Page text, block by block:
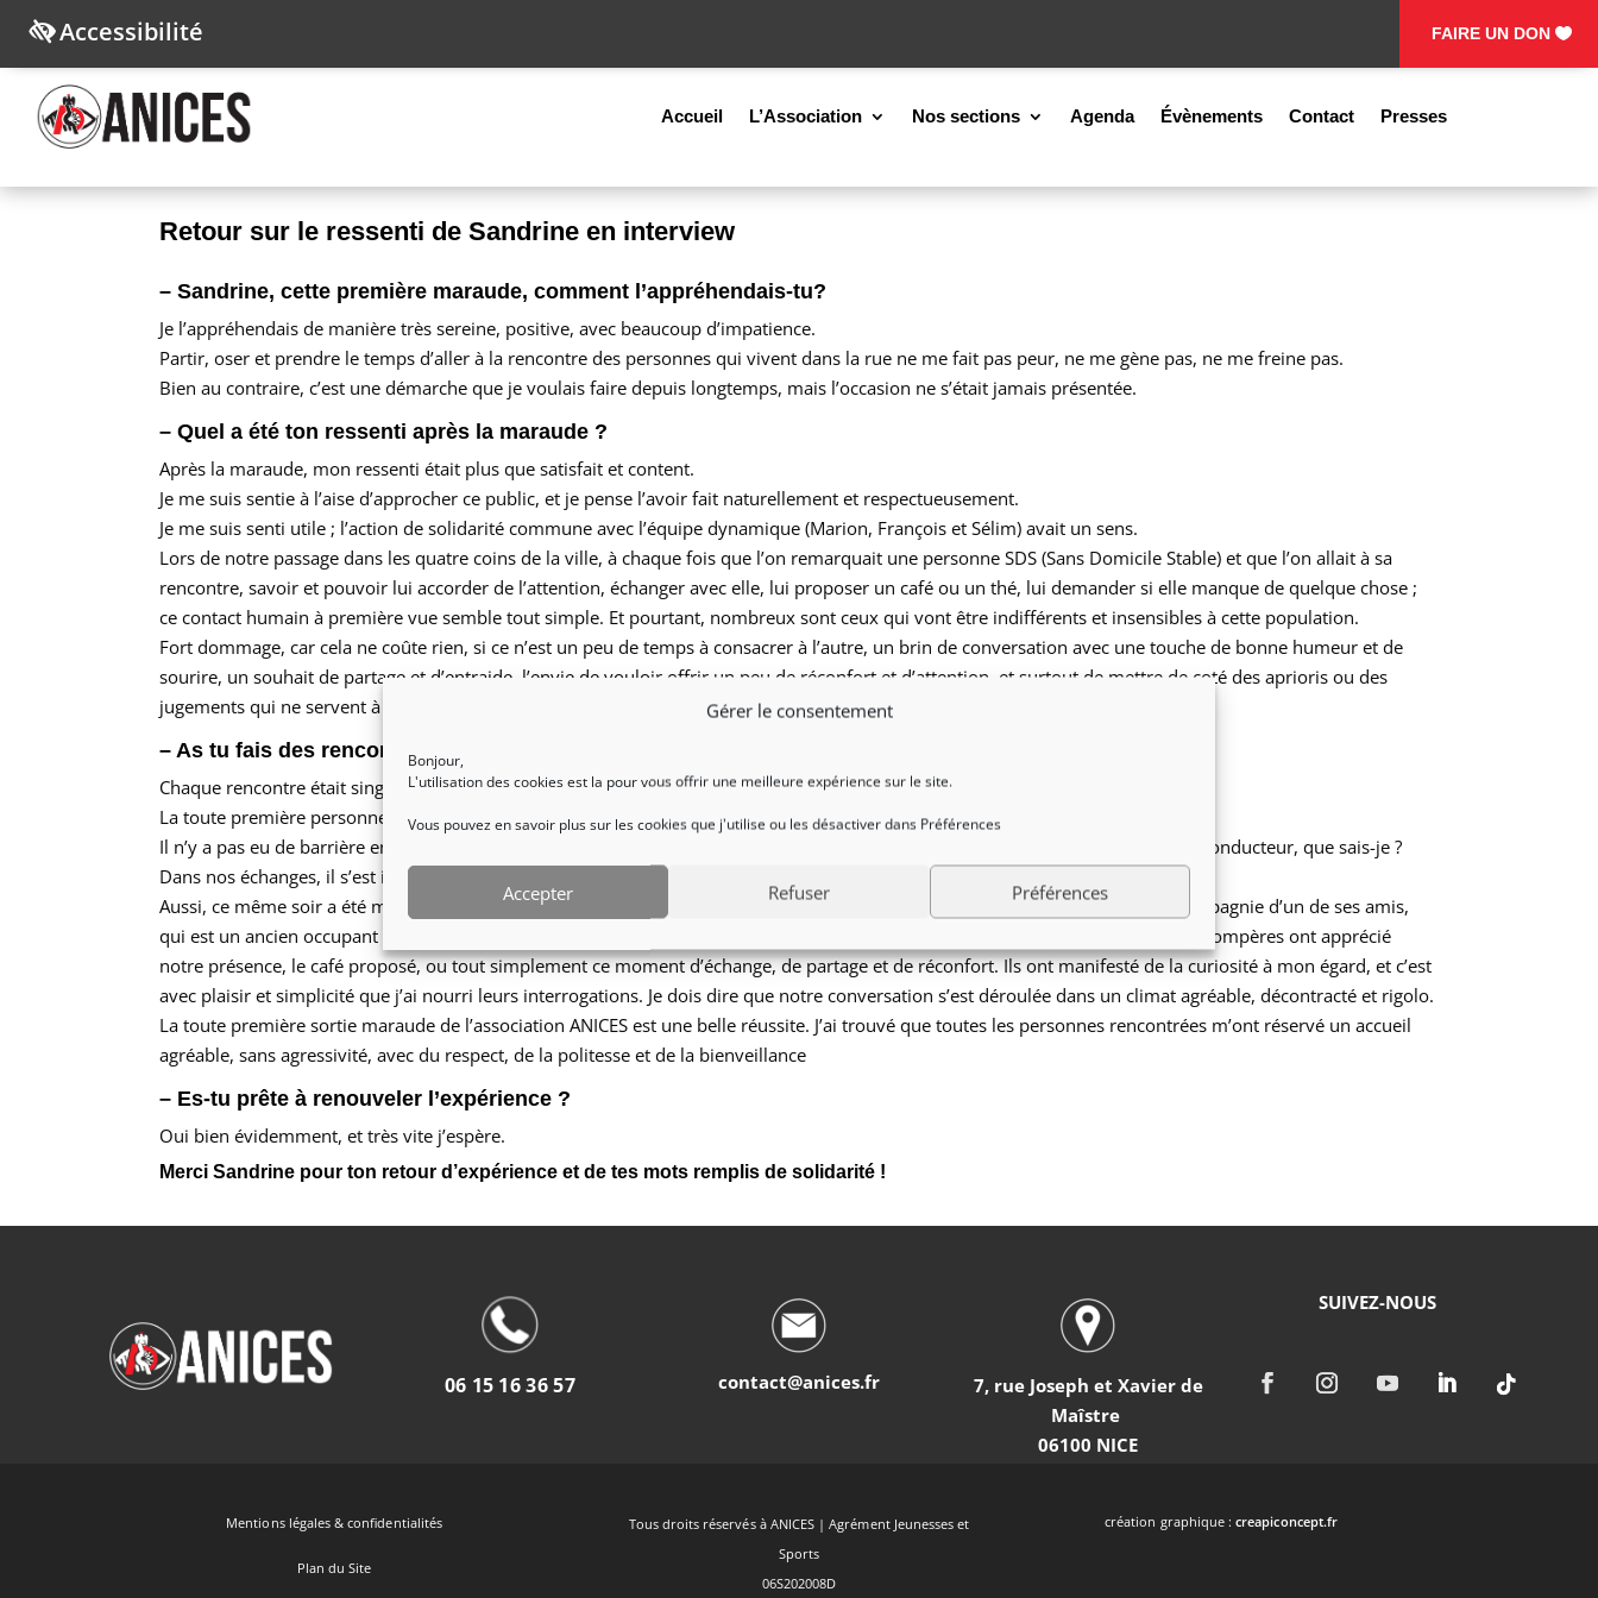
Gérer le consentement
Bonjour,
L'utilisation des cookies est la pour vous offrir une meilleure expérience sur le site.
Vous pouvez en savoir plus sur les cookies que j'utilise ou les désactiver dans Préférences
Accepter Refuser Préférences
Accessibilité FAIRE UN DON
Accueil L’Association Nos sections Agenda Évènements Contact Presses
Retour sur le ressenti de Sandrine en interview
– Sandrine, cette première maraude, comment l’appréhendais-tu?
Je l’appréhendais de manière très sereine, positive, avec beaucoup d’impatience.
Partir, oser et prendre le temps d’aller à la rencontre des personnes qui vivent dans la rue ne me fait pas peur, ne me gène pas, ne me freine pas.
Bien au contraire, c’est une démarche que je voulais faire depuis longtemps, mais l’occasion ne s’était jamais présentée.
– Quel a été ton ressenti après la maraude ?
Après la maraude, mon ressenti était plus que satisfait et content.
Je me suis sentie à l’aise d’approcher ce public, et je pense l’avoir fait naturellement et respectueusement.
Je me suis senti utile ; l’action de solidarité commune avec l’équipe dynamique (Marion, François et Sélim) avait un sens.
Lors de notre passage dans les quatre coins de la ville, à chaque fois que l’on remarquait une personne SDS (Sans Domicile Stable) et que l’on allait à sa
rencontre, savoir et pouvoir lui accorder de l’attention, échanger avec elle, lui proposer un café ou un thé, lui demander si elle manque de quelque chose ;
ce contact humain à première vue semble tout simple. Et pourtant, nombreux sont ceux qui vont être indifférents et insensibles à cette population.
Fort dommage, car cela ne coûte rien, si ce n’est un peu de temps à consacrer à l’autre, un brin de conversation avec une touche de bonne humeur et de
sourire, un souhait de partage et d’entraide, l’envie de vouloir offrir un peu de réconfort et d’attention, et surtout de mettre de coté des aprioris ou des
jugements qui ne servent à rien.
– As tu fais des rencontres marquantes ?
Chaque rencontre était singulière, et j’ose dire sympathique.
La toute première personne m’a de suite confortée sur ma présence utile et bénéfique ce soir-là.
Il n’y a pas eu de barrière entre nous, par rapport à mon handicap visuel. Bien au contraire, peut-être un atout, une force, un fil conducteur, que sais-je ?
Dans nos échanges, il s’est intéressé à l’équipe, en s’informant sur la nature de notre association.
Aussi, ce même soir a été marqué par une rencontre originale d’un jeune homme vivant dans la rue depuis peu, qui était en compagnie d’un de ses amis,
qui est un ancien occupant de la rue. D’ailleurs, c’est ce dernier qui lui a conseillé de s’installer à cet endroit tranquille. Ces deux compères ont apprécié
notre présence, le café proposé, ou tout simplement ce moment d’échange, de partage et de réconfort. Ils ont manifesté de la curiosité à mon égard, et c’est
avec plaisir et simplicité que j’ai nourri leurs interrogations. Je dois dire que notre conversation s’est déroulée dans un climat agréable, décontracté et rigolo.
La toute première sortie maraude de l’association ANICES est une belle réussite. J’ai trouvé que toutes les personnes rencontrées m’ont réservé un accueil
agréable, sans agressivité, avec du respect, de la politesse et de la bienveillance
– Es-tu prête à renouveler l’expérience ?
Oui bien évidemment, et très vite j’espère.
Merci Sandrine pour ton retour d’expérience et de tes mots remplis de solidarité !
06 15 16 36 57 contact@anices.fr
7, rue Joseph et Xavier de
Maîstre
06100 NICE
SUIVEZ-NOUS
Mentions légales & confidentialités
Plan du Site
Tous droits réservés à ANICES | Agrément Jeunesses et
Sports
06S202008D
création graphique :creapiconcept.fr